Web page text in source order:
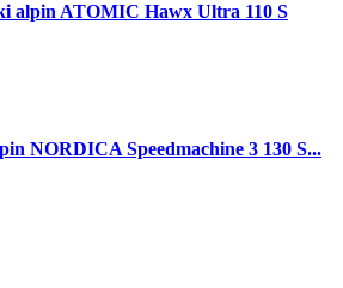
alpin ATOMIC Hawx Ultra 110 S
NORDICA Speedmachine 3 130 S...